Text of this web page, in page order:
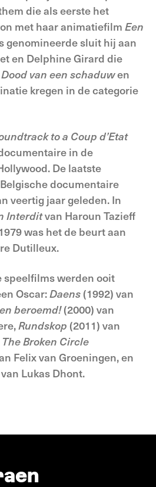
die als eerste het
met haar animatiefilm Een
genomineerde sluit hij aan
en Delphine Girard die
Dood van een schaduwen
kregen in de categorie
to a Coup d’Etat
in de
De laatste
documentaire
veertig jaar geleden. In
Interditvan Haroun Tazieff
was het de beurt aan
Dutilleux.
speelfilms werden ooit
Oscar:Daens (1992) van
beroemd!(2000) van
Rundskop (2011) van
The Broken Circle
Felix van Groeningen, en
Lukas Dhont.